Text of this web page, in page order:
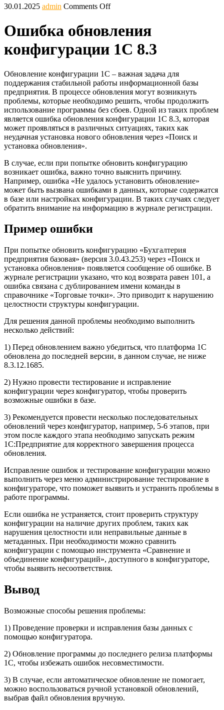
30.01.2025 admin Comments Off
Ошибка обновления
конфигурации 1С 8.3
Обновление конфигурации 1С – важная задача для
поддержания стабильной работы информационной базы
предприятия. В процессе обновления могут возникнуть
проблемы, которые необходимо решить, чтобы продолжить
использование программы без сбоев. Одной из таких проблем
является ошибка обновления конфигурации 1С 8.3, которая
может проявляться в различных ситуациях, таких как
неудачная установка нового обновления через «Поиск и
установка обновления».
В случае, если при попытке обновить конфигурацию
возникает ошибка, важно точно выяснить причину.
Например, ошибка «Не удалось установить обновление»
может быть вызвана ошибками в данных, которые содержатся
в базе или настройках конфигурации. В таких случаях следует
обратить внимание на информацию в журнале регистрации.
Пример ошибки
При попытке обновить конфигурацию «Бухгалтерия
предприятия базовая» (версия 3.0.43.253) через «Поиск и
установка обновления» появляется сообщение об ошибке. В
журнале регистрации указано, что код возврата равен 101, а
ошибка связана с дублированием имени команды в
справочнике «Торговые точки». Это приводит к нарушению
целостности структуры конфигурации.
Для решения данной проблемы необходимо выполнить
несколько действий:
1) Перед обновлением важно убедиться, что платформа 1С
обновлена до последней версии, в данном случае, не ниже
8.3.12.1685.
2) Нужно провести тестирование и исправление
конфигурации через конфигуратор, чтобы проверить
возможные ошибки в базе.
3) Рекомендуется провести несколько последовательных
обновлений через конфигуратор, например, 5-6 этапов, при
этом после каждого этапа необходимо запускать режим
1С:Предприятие для корректного завершения процесса
обновления.
Исправление ошибок и тестирование конфигурации можно
выполнить через меню администрирование тестирование в
конфигураторе, что поможет выявить и устранить проблемы в
работе программы.
Если ошибка не устраняется, стоит проверить структуру
конфигурации на наличие других проблем, таких как
нарушения целостности или неправильные данные в
метаданных. При необходимости можно сравнить
конфигурации с помощью инструмента «Сравнение и
объединение конфигураций», доступного в конфигураторе,
чтобы выявить несоответствия.
Вывод
Возможные способы решения проблемы:
1) Проведение проверки и исправления базы данных с
помощью конфигуратора.
2) Обновление программы до последнего релиза платформы
1С, чтобы избежать ошибок несовместимости.
3) В случае, если автоматическое обновление не помогает,
можно воспользоваться ручной установкой обновлений,
выбрав файл обновления вручную.